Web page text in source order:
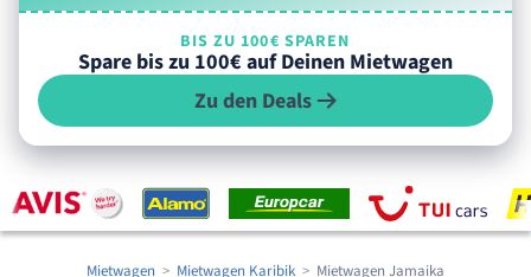
BIS ZU 100€ SPAREN
Spare bis zu 100€ auf Deinen Mietwagen
Zu den Deals
Mietwagen Mietwagen Karibik Mietwagen Jamaika